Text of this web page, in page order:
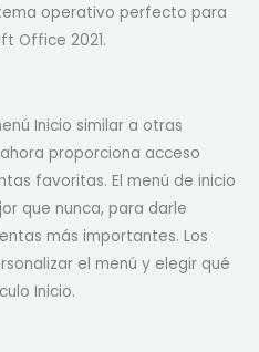
operativo perfecto para
Office 2021.
Inicio similar a otras
proporciona acceso
favoritas. El menú de inicio
que nunca, para darle
más importantes. Los
el menú y elegir qué
Inicio.